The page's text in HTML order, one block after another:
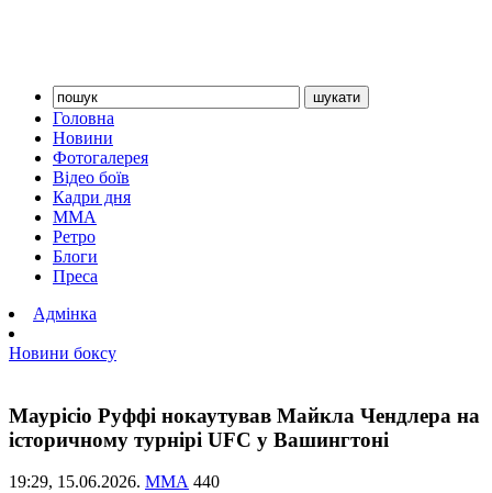
Головна
Новини
Фотогалерея
Відео боїв
Кадри дня
ММА
Ретро
Блоги
Преса
Адмінка
Новини боксу
Маурісіо Руффі нокаутував Майкла Чендлера на
історичному турнірі UFC у Вашингтоні
19:29, 15.06.2026. ММА 440